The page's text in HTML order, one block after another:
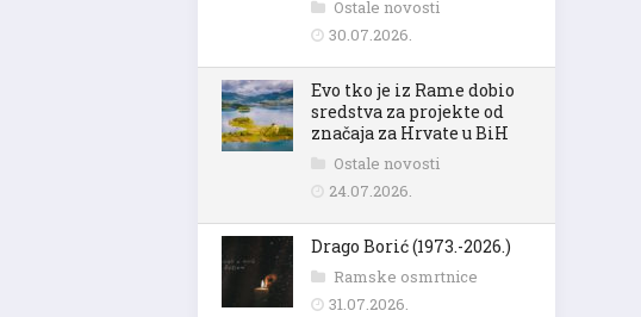
Ostale novosti
30.07.2026.
Evo tko je iz Rame dobio
sredstva za projekte od
značaja za Hrvate u BiH
Ostale novosti
24.07.2026.
Drago Borić (1973.-2026.)
Ramske osmrtnice
31.07.2026.